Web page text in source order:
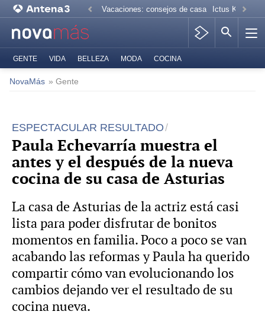
Vacaciones: consejos de casa Ictus Kiko
GENTE VIDA BELLEZA MODA COCINA
NovaMás » Gente
ESPECTACULAR RESULTADO
Paula Echevarría muestra el
antes y el después de la nueva
cocina de su casa de Asturias
La casa de Asturias de la actriz está casi
lista para poder disfrutar de bonitos
momentos en familia. Poco a poco se van
acabando las reformas y Paula ha querido
compartir cómo van evolucionando los
cambios dejando ver el resultado de su
cocina nueva.